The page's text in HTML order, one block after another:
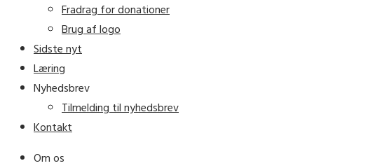
Fradrag for donationer
Brug af logo
Sidste nyt
Læring
Nyhedsbrev
Tilmelding til nyhedsbrev
Kontakt
Om os